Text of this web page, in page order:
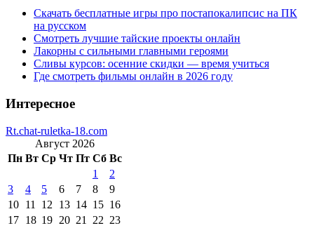
Скачать бесплатные игры про постапокалипсис на ПК
на русском
Смотреть лучшие тайские проекты онлайн
Лакорны с сильными главными героями
Сливы курсов: осенние скидки — время учиться
Где смотреть фильмы онлайн в 2026 году
Интересное
Rt.chat-ruletka-18.com
Август 2026
Пн Вт Ср Чт Пт Сб Вс
1
2
3
4 5 6 7 8
9
10 11 12 13 14 15 16
17 18 19 20 21 22 23